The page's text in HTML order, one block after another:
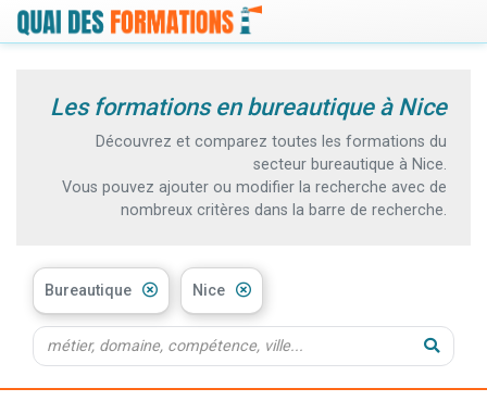
Les formations en bureautique à Nice
Découvrez et comparez toutes les formations du
secteur bureautique à Nice.
Vous pouvez ajouter ou modifier la recherche avec de
nombreux critères dans la barre de recherche.
Bureautique Nice